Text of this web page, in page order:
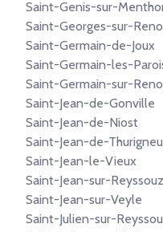
Saint-Genis-sur-
Saint-Georges-sur-
Saint-Germain-de-Joux
Saint-Germain-les-
Saint-Germain-sur-
Saint-Jean-de-Gonville
Saint-Jean-de-Niost
Saint-Jean-de-
Saint-Jean-le-Vieux
Saint-Jean-sur-
Saint-Jean-sur-Veyle
Saint-Julien-sur-